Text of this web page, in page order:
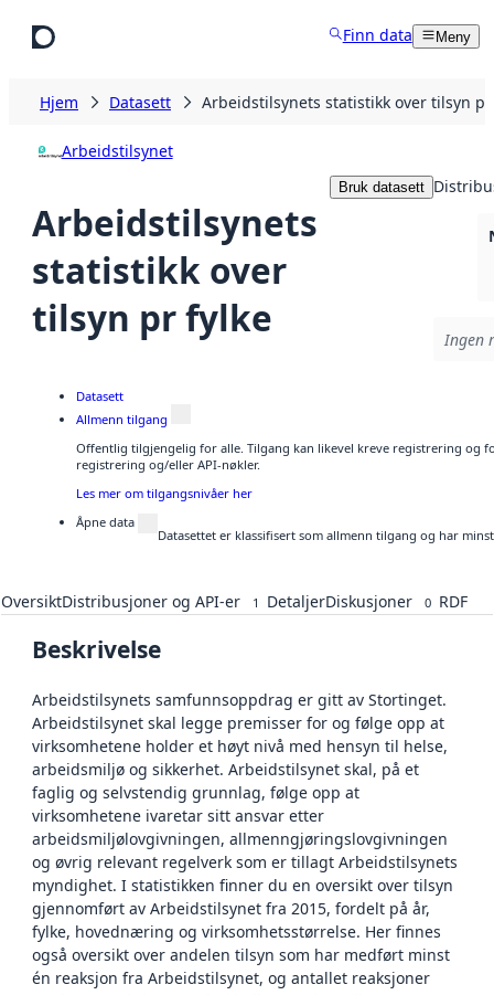
Finn data Meny
Hjem Datasett Arbeidstilsynets statistikk over tilsyn
Arbeidstilsynet
Arbeidstilsynets
statistikk over
tilsyn pr fylke
Bruk datasett
Ingen
Datasett
Allmenn tilgang
Offentlig tilgjengelig for alle. Tilgang kan likevel kreve registrering og
registrering og/eller API-nøkler.
Les mer om tilgangsnivåer her
Åpne data
Datasettet er klassifisert som allmenn tilgang og har
OversiktDistribusjoner og API-er 1 DetaljerDiskusjoner 0 RDF
Beskrivelse
Arbeidstilsynets samfunnsoppdrag er gitt av Stortinget.
Arbeidstilsynet skal legge premisser for og følge opp at
virksomhetene holder et høyt nivå med hensyn til helse,
arbeidsmiljø og sikkerhet. Arbeidstilsynet skal, på et
faglig og selvstendig grunnlag, følge opp at
virksomhetene ivaretar sitt ansvar etter
arbeidsmiljølovgivningen, allmenngjøringslovgivningen
og øvrig relevant regelverk som er tillagt Arbeidstilsynets
myndighet. I statistikken finner du en oversikt over tilsyn
gjennomført av Arbeidstilsynet fra 2015, fordelt på år,
fylke, hovednæring og virksomhetsstørrelse. Her finnes
også oversikt over andelen tilsyn som har medført minst
én reaksjon fra Arbeidstilsynet, og antallet reaksjoner